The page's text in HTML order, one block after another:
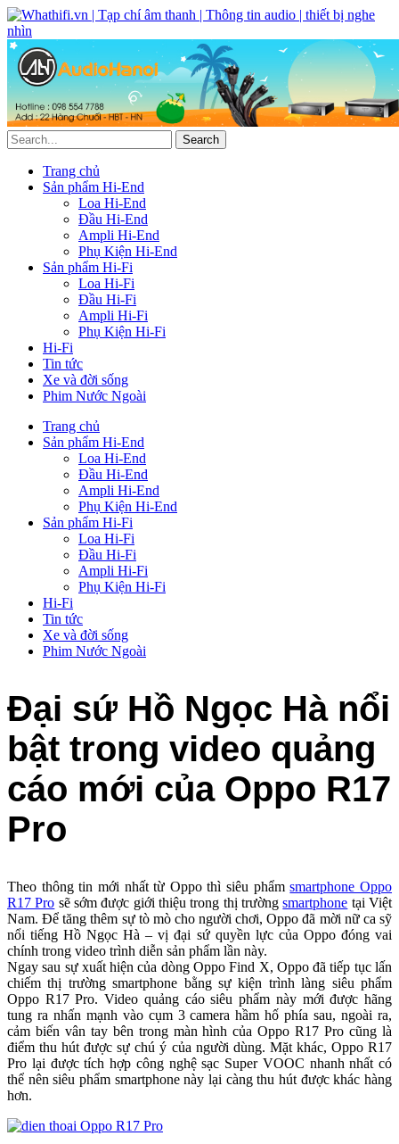
Trang chủ
Sản phẩm Hi-End
Loa Hi-End
Đầu Hi-End
Ampli Hi-End
Phụ Kiện Hi-End
Sản phẩm Hi-Fi
Loa Hi-Fi
Đầu Hi-Fi
Ampli Hi-Fi
Phụ Kiện Hi-Fi
Hi-Fi
Tin tức
Xe và đời sống
Phim Nước Ngoài
Trang chủ
Sản phẩm Hi-End
Loa Hi-End
Đầu Hi-End
Ampli Hi-End
Phụ Kiện Hi-End
Sản phẩm Hi-Fi
Loa Hi-Fi
Đầu Hi-Fi
Ampli Hi-Fi
Phụ Kiện Hi-Fi
Hi-Fi
Tin tức
Xe và đời sống
Phim Nước Ngoài
Đại sứ Hồ Ngọc Hà nổi
bật trong video quảng
cáo mới của Oppo R17
Pro
Theo thông tin mới nhất từ Oppo thì siêu phẩmsmartphone Oppo
R17 Pro sẽ sớm được giới thiệu trong thị trườngsmartphone tại Việt
Nam. Để tăng thêm sự tò mò cho người chơi, Oppo đã mời nữ ca sỹ
nổi tiếng Hồ Ngọc Hà – vị đại sứ quyền lực của Oppo đóng vai
chính trong video trình diễn sản phẩm lần này.
Ngay sau sự xuất hiện của dòng Oppo Find X, Oppo đã tiếp tục lấn
chiếm thị trường smartphone bằng sự kiện trình làng siêu phẩm
Oppo R17 Pro. Video quảng cáo siêu phẩm này mới được hãng
tung ra nhấn mạnh vào cụm 3 camera hầm hố phía sau, ngoài ra,
cảm biến vân tay bên trong màn hình của Oppo R17 Pro cũng là
điểm thu hút được sự chú ý của người dùng. Mặt khác, Oppo R17
Pro lại được tích hợp công nghệ sạc Super VOOC nhanh nhất có
thể nên siêu phẩm smartphone này lại càng thu hút được khác hàng
hơn.